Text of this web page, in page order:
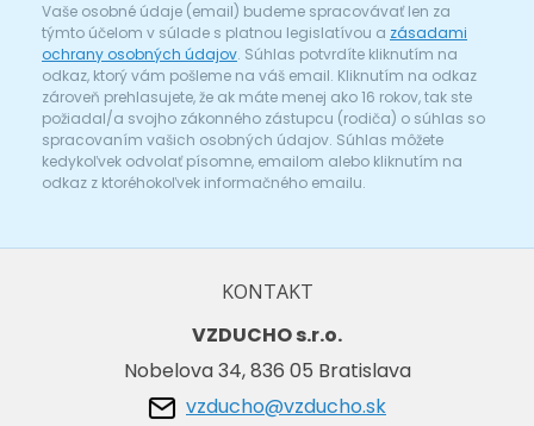
Vaše osobné údaje (email) budeme spracovávať len za
týmto účelom v súlade s platnou legislatívou a zásadami
ochrany osobných údajov. Súhlas potvrdíte kliknutím na
odkaz, ktorý vám pošleme na váš email. Kliknutím na odkaz
zároveň prehlasujete, že ak máte menej ako 16 rokov, tak ste
požiadal/a svojho zákonného zástupcu (rodiča) o súhlas so
spracovaním vašich osobných údajov. Súhlas môžete
kedykoľvek odvolať písomne, emailom alebo kliknutím na
odkaz z ktoréhokoľvek informačného emailu.
KONTAKT
VZDUCHO s.r.o.
Nobelova 34, 836 05 Bratislava
vzducho@vzducho.sk